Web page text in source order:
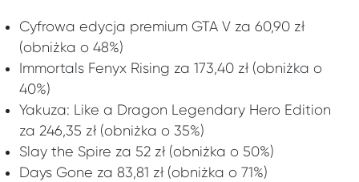
Cyfrowa edycja premium GTA V za 60,90 zł
(obniżka o 48%)
Immortals Fenyx Rising za 173,40 zł (obniżka o
40%)
Yakuza: Like a Dragon Legendary Hero Edition
za 246,35 zł (obniżka o 35%)
Slay the Spire za 52 zł (obniżka o 50%)
Days Gone za 83,81 zł (obniżka o 71%)